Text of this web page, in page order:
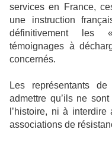
services en France,
une instruction
définitivement les
témoignages à
concernés.
Les représentants
admettre qu’ils ne
l’histoire, ni à
associations de